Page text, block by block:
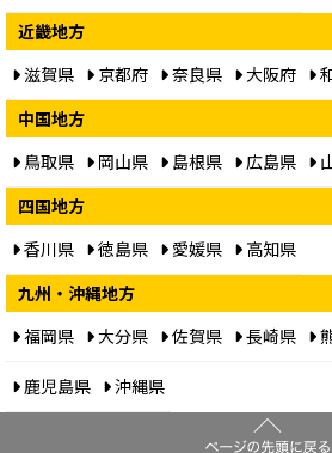
近畿地方
滋賀県
京都府 奈良県 大阪府
中国地方
鳥取県
岡山県 島根県 広島県
四国地方
香川県
徳島県 愛媛県
高知県
九州・沖縄地方
福岡県
大分県 佐賀県 長崎県
鹿児島県 沖縄県